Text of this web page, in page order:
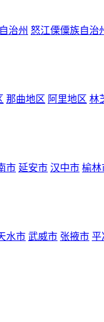
治州 怒江傈僳族自治
那曲地区 阿里地区 林
市 延安市 汉中市 榆林
水市 武威市 张掖市 平